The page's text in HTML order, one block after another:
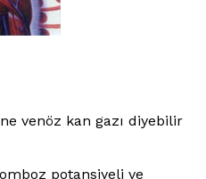
venöz kan gazı diyebilir
potansiyeli ve